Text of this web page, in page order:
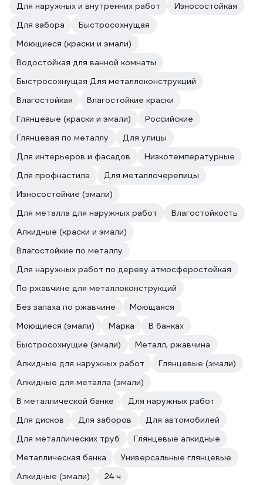
Для наружных и внутренних работ
Износостойкая
Для забора
Быстросохнущая
Моющиеся (краски и эмали)
Водостойкая для ванной комнаты
Быстросохнущая Для металлоконструкций
Влагостойкая
Влагостойкие краски
Глянцевые (краски и эмали)
Российские
Глянцевая по металлу
Для улицы
Для интерьеров и фасадов
Низкотемпературные
Для профнастила
Для металлочерепицы
Износостойкие (эмали)
Для металла для наружных работ
Влагостойкость
Алкидные (краски и эмали)
Влагостойкие по металлу
Для наружных работ по дереву атмосферостойкая
По ржавчине для металлоконструкций
Без запаха по ржавчине
Моющаяся
Моющиеся (эмали)
Марка
В банках
Быстросохнущие (эмали)
Металл, ржавчина
Алкидные для наружных работ
Глянцевые (эмали)
Алкидные для металла (эмали)
В металлической банке
Для наружных работ
Для дисков
Для заборов
Для автомобилей
Для металлических труб
Глянцевые алкидные
Металлическая банка
Универсальные глянцевые
Алкидные (эмали)
24 ч